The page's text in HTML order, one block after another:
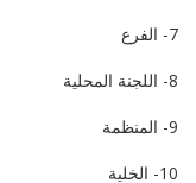
7- الفرع
8- اللجنة المحلية
9- المنظمة
10- الخلية